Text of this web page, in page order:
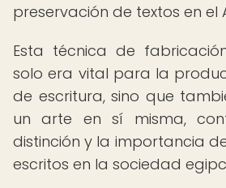
preservación de textos en el
Esta técnica de
solo era vital para la
de escritura, sino que
un arte en sí misma,
distinción y la importancia
escritos en la sociedad